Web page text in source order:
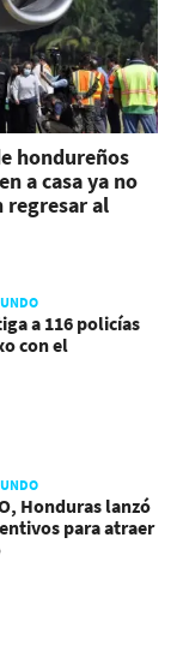
hondureños
a casa ya no
regresar al
a 116 policías
con el
Honduras lanzó
para atraer